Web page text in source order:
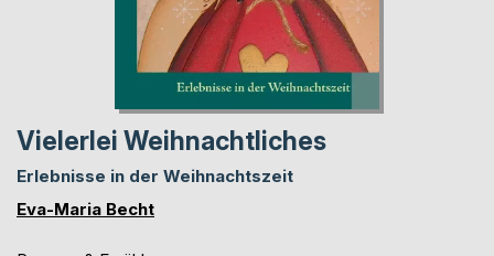
Vielerlei Weihnachtliches
Erlebnisse in der Weihnachtszeit
Eva-Maria Becht